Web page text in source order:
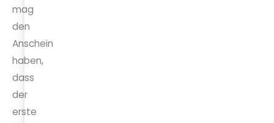
mag
den
Anschein
haben,
dass
der
erste